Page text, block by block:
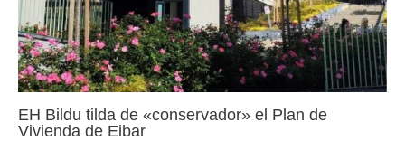
EH Bildu tilda de «conservador» el Plan de
Vivienda de Eibar